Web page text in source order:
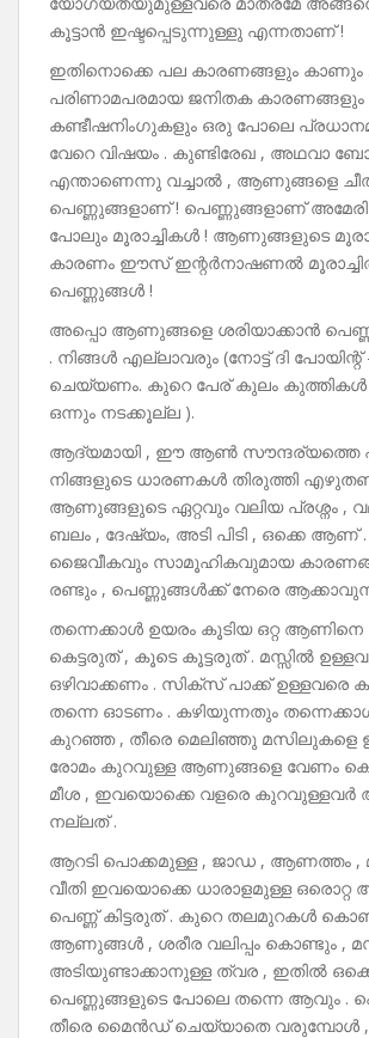
കൂട്ടാൻ ഇഷ്ടപ്പെടുന്നുള്ളു എന്നതാണ് !
ഇതിനൊക്കെ പല കാരണങ്ങളും കാണും .
പരിണാമപരമായ ജനിതക
കണ്ടീഷനിംഗുകളും ഒരു പോലെ
വേറെ വിഷയം . കുണ്ടിരേഖ , അഥവാ
എന്താണെന്നു വച്ചാൽ , ആണുങ്ങളെ
പെണ്ണുങ്ങളാണ് ! പെണ്ണുങ്ങളാണ്
പോലും മൂരാച്ചികൾ ! ആണുങ്ങളുടെ
കാരണം ഈസ് ഇന്റർനാഷണൽ
പെണ്ണുങ്ങൾ !
അപ്പൊ ആണുങ്ങളെ ശരിയാക്കാൻ
. നിങ്ങൾ എല്ലാവരും (നോട്ട് ദി
ചെയ്യണം. കുറെ പേര് കുലം
ഒന്നും നടക്കൂല്ല ).
ആദ്യമായി , ഈ ആൺ സൗന്ദര്യത്തെ
നിങ്ങളുടെ ധാരണകൾ തിരുത്തി
ആണുങ്ങളുടെ ഏറ്റവും വലിയ പ്രശ്നം ,
ബലം , ദേഷ്യം, അടി പിടി , ഒക്കെ ആണ്
ജൈവീകവും സാമൂഹികവുമായ
രണ്ടും , പെണ്ണുങ്ങൾക്ക് നേരെ
തന്നെക്കാൾ ഉയരം കൂടിയ ഒറ്റ
കെട്ടരുത് , കൂടെ കൂട്ടരുത് . മസ്സിൽ
ഒഴിവാക്കണം . സിക്സ് പാക്ക്
തന്നെ ഓടണം . കഴിയുന്നതും
കുറഞ്ഞ , തീരെ മെലിഞ്ഞു മസിലുകളെ
രോമം കുറവുള്ള ആണുങ്ങളെ വേണം
മീശ , ഇവയൊക്കെ വളരെ
നല്ലത് .
ആറടി പൊക്കമുള്ള , ജാഡ , ആണത്തം ,
വീതി ഇവയൊക്കെ ധാരാളമുള്ള
പെണ്ണ് കിട്ടരുത് . കുറെ തലമുറകൾ
ആണുങ്ങൾ , ശരീര വലിപ്പം കൊണ്ടും ,
അടിയുണ്ടാക്കാനുള്ള ത്വര , ഇതിൽ
പെണ്ണുങ്ങളുടെ പോലെ തന്നെ ആവും .
തീരെ മൈൻഡ് ചെയ്യാതെ വരുമ്പോൾ